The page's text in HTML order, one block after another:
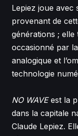
Lepiez joue avec
provenant de
générations ;
occasionné par
analogique et
technologie
NO WAVEest la
dans la capitale
Claude Lepiez.